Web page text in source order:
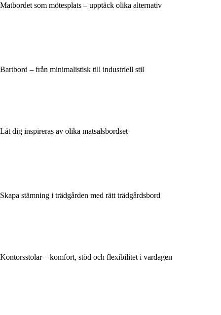
Matbordet som mötesplats – upptäck olika alternativ
Bartbord – från minimalistisk till industriell stil
Låt dig inspireras av olika matsalsbordset
Skapa stämning i trädgården med rätt trädgårdsbord
Kontorsstolar – komfort, stöd och flexibilitet i vardagen